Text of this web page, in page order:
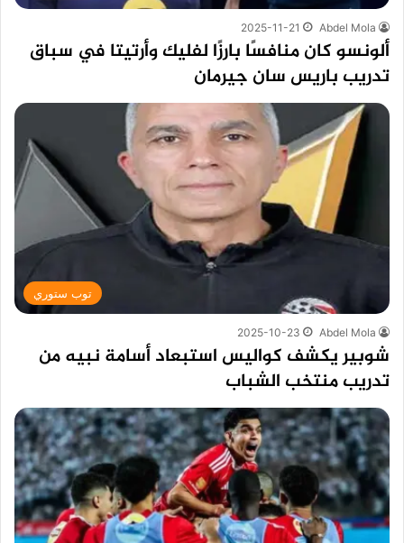
Abdel Mola
2025-11-21
ألونسو كان منافسًا بارزًا لفليك وأرتيتا في سباق
تدريب باريس سان جيرمان
توب ستوري
Abdel Mola
2025-10-23
شوبير يكشف كواليس استبعاد أسامة نبيه من
تدريب منتخب الشباب